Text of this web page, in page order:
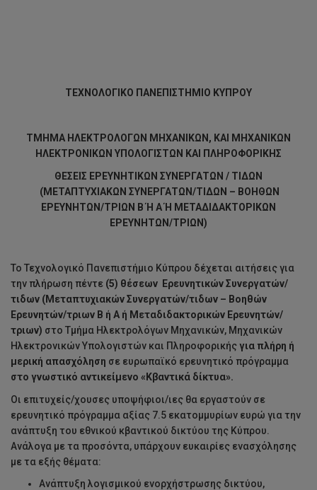
ΤΕΧΝΟΛΟΓΙΚΟ ΠΑΝΕΠΙΣΤΗΜΙΟ ΚΥΠΡΟΥ
ΤΜΗΜΑ ΗΛΕΚΤΡΟΛΟΓΩΝ ΜΗΧΑΝΙΚΩΝ, ΚΑΙ ΜΗΧΑΝΙΚΩΝ
ΗΛΕΚΤΡΟΝΙΚΩΝ ΥΠΟΛΟΓΙΣΤΩΝ ΚΑΙ ΠΛΗΡΟΦΟΡΙΚΗΣ
ΘΕΣ E ΙΣ ΕΡΕΥΝΗΤΙΚΩΝ ΣΥΝΕΡΓΑΤΩΝ / ΤΙΔΩΝ
(ΜΕΤΑΠΤΥΧΙΑΚΩΝ ΣΥΝΕΡΓΑΤΩΝ/ΤΙΔΩΝ – ΒΟΗΘΩΝ
ΕΡΕΥΝΗΤΩΝ/ΤΡΙΩΝ Β Ή Α Ή ΜΕΤΑΔΙΔΑΚΤΟΡΙΚΩΝ
ΕΡΕΥΝΗΤΩΝ/ΤΡΙΩΝ)
Το Τεχνολογικό Πανεπιστήμιο Κύπρου δέχεται αιτήσεις για
την πλήρωση πέντε (5) θέσεων Ερευνητικών Συνεργατών/
τιδων (Μεταπτυχιακών Συνεργατών/τιδων – Βοηθών
Ερευνητών/τριων Β ή Α ή Μεταδιδακτορικών Ερευνητών/
τριων) στο Τμήμα Ηλεκτρολόγων Μηχανικών, Μηχανικών
Ηλεκτρονικών Υπολογιστών και Πληροφορικήςγια πλήρη ή
μερική απασχόληση σε ευρωπαϊκό ερευνητικό πρόγραμμα
στο γνωστικό αντικείμενο « Κβαντικά δίκτυα».
Οι επιτυχείς/χουσες υποψήφιοι/ιες θα εργαστούν σε
ερευνητικό πρόγραμμα αξίας 7.5 εκατομμυρίων ευρώ για την
ανάπτυξη του εθνικού κβαντικού δικτύου της Κύπρου.
Ανάλογα με τα προσόντα, υπάρχουν ευκαιρίες ενασχόλησης
με τα εξής θέματα:
Ανάπτυξη λογισμικού ενορχήστρωσης δικτύου,